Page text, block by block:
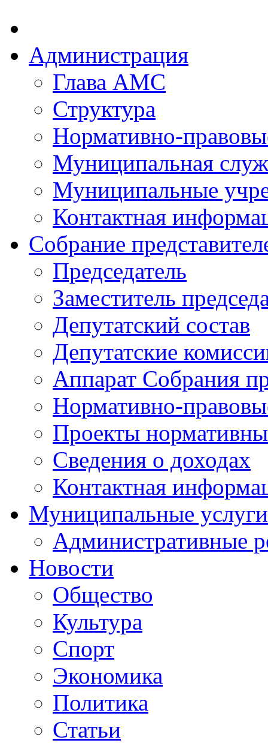
Администрация
Глава АМС
Структура
Нормативно-
Муниципальная
Муниципальные
Контактная
Собрание
Председатель
Заместитель
Депутатский состав
Депутатские
Аппарат Собрания
Нормативно-
Проекты
Сведения о доходах
Контактная
Муниципальные услуги
Административные
Новости
Общество
Культура
Спорт
Экономика
Политика
Статьи